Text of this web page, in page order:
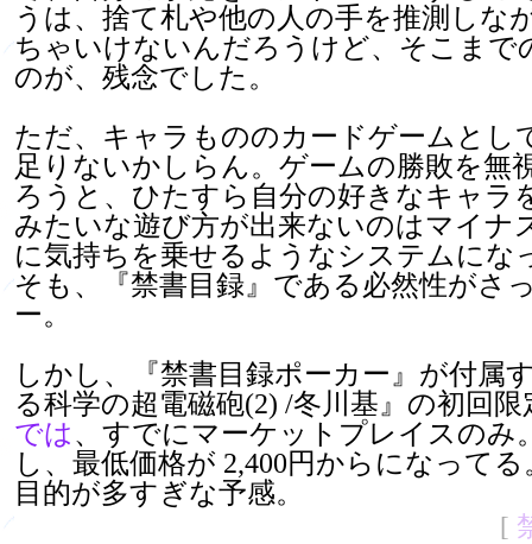
うは、捨て札や他の人の手を推測しな
ちゃいけないんだろうけど、そこまで
のが、残念でした。
ただ、キャラもののカードゲームとし
足りないかしらん。ゲームの勝敗を無
ろうと、ひたすら自分の好きなキャラ
みたいな遊び方が出来ないのはマイナ
に気持ちを乗せるようなシステムにな
そも、『禁書目録』である必然性がさ
ー。
しかし、『禁書目録ポーカー』が付属
る科学の超電磁砲(2) /冬川基』の初回限
では、すでにマーケットプレイスのみ
し、最低価格が 2,400円からになって
目的が多すぎな予感。
[